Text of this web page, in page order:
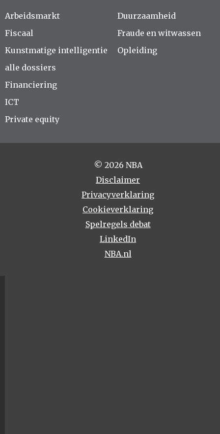
Arbeidsmarkt
Fiscaal
Kunstmatige intelligentie
alle dossiers
Duurzaamheid
Fraude en witwassen
Opleiding
Financiering
ICT
Private equity
© 2026 NBA
Disclaimer
Privacyverklaring
Cookieverklaring
Spelregels debat
LinkedIn
NBA.nl